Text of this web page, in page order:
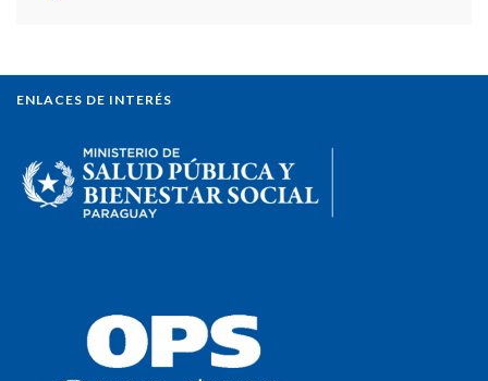
ENLACES DE INTERÉS